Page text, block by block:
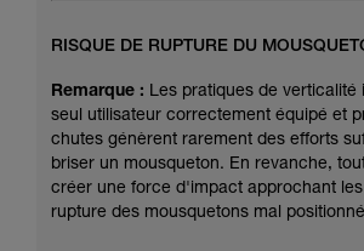
RISQUE DE RUPTURE DU
Remarque : Les pratiques de verticalité
seul utilisateur correctement équipé et
chutes génèrent rarement des efforts
briser un mousqueton. En revanche,
créer une force d'impact approchant
rupture des mousquetons mal